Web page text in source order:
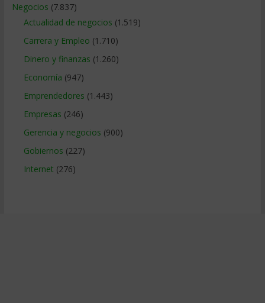
Negocios (7.837)
Actualidad de negocios (1.519)
Carrera y Empleo (1.710)
Dinero y finanzas (1.260)
Economía (947)
Emprendedores (1.443)
Empresas (246)
Gerencia y negocios (900)
Gobiernos (227)
Internet (276)